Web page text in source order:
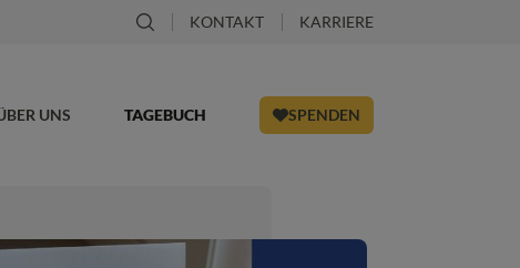
KONTAKT KARRIERE
UNS TAGEBUCH SPENDEN